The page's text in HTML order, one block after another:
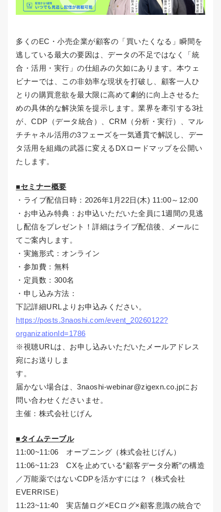
多くのEC・小売企業が顧客の「買いたくなる」瞬間を
逃している最大の要因は、データの不足ではなく「統
合・活用・実行」の仕組みの欠如にあります。本ウェ
ビナーでは、この非効率な現状を打破し、顧客一人ひ
とりの購買意欲を最大限に高めて劇的に向上させるた
めの具体的な解決策を提示します。業界を牽引する3社
が、CDP（データ統合）、CRM（分析・実行）、マル
チチャネル活用の3フェーズを一気通貫で解説し、デー
タ活用を組織の武器に変えるDXロードマップを公開い
たします。
■セミナー概要
・ライブ配信日時：2026年1月22日(木) 11:00～12:00
・お申込み特典：お申込いただいた全員に1週間の見逃
し配信をプレゼント！詳細はライブ配信後、メールに
てご案内します。
・実施形式：オンライン
・参加費：無料
・定員数：300名
・申し込み方法：
下記詳細URLよりお申込みください。
https://posts.3naoshi.com/event_20260122?
organizationId=1786
※視聴URLは、お申し込みいただいたメールアドレス
宛にお送りしま
す。
届かない場合は、3naoshi-webinar@zigexn.co.jpにお
問い合わせくださいませ。
主催：株式会社じげん
■タイムテーブル
11:00~11:06 オープニング（株式会社じげん）
11:06~11:23 CXを止めている“顧客データ分断”の構造
／万能薬ではないCDPを活かすには？（株式会社
EVERRISE）
11:23~11:40 実店舗ログ×ECログ×顧客意識の統合で